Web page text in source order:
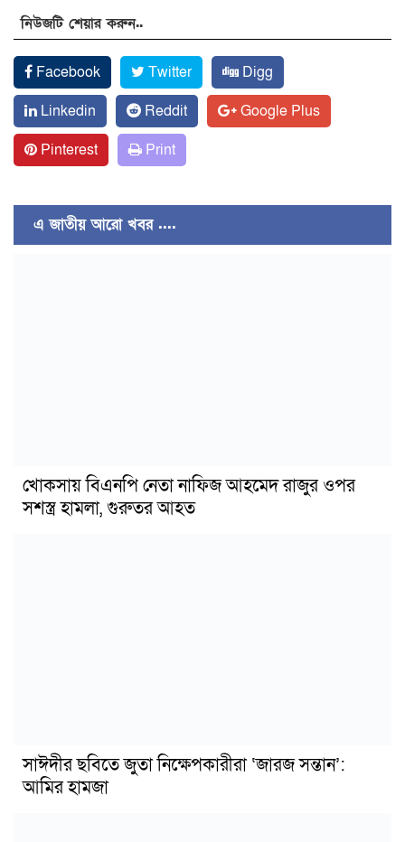
নিউজটি শেয়ার করুন..
Facebook Twitter
Digg
Linkedin
Reddit
Google Plus
Pinterest
Print
এ জাতীয় আরো খবর ....
খোকসায় বিএনপি নেতা নাফিজ আহমেদ রাজুর ওপর
সশস্ত্র হামলা, গুরুতর আহত
সাঈদীর ছবিতে জুতা নিক্ষেপকারীরা ‘জারজ সন্তান’:
আমির হামজা